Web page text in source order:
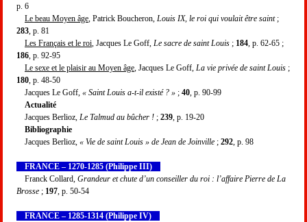
p. 6
Le beau Moyen âge , Patrick Boucheron, Louis IX, le roi qui voulait être saint;
283 , p. 81
Les Français et le roi , Jacques Le Goff, Le sacre de saint Louis ; 184 , p. 62-65 ;
186 , p. 92-95
Le sexe et le plaisir au Moyen âge , Jacques Le Goff, La vie privée de saint Louis ;
180 , p. 48-50
Jacques Le Goff, « Saint Louis a-t-il existé ? » ; 40 , p. 90-99
Actualité
Jacques Berlioz, Le Talmud au bûcher ! ; 239 , p. 19-20
Bibliographie
Jacques Berlioz, « Vie de saint Louis » de Jean de Joinville ; 292 , p. 98
FRANCE – 1270-1285 (Philippe III)
Franck Collard, Grandeur et chute d’un conseiller du roi : l’affaire Pierre de La
Brosse ; 197 , p. 50-54
FRANCE – 1285-1314 (Philippe IV)